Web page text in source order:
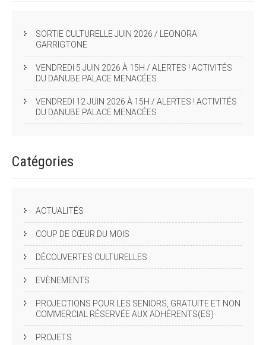
SORTIE CULTURELLE JUIN 2026 / LEONORA
GARRIGTONE
VENDREDI 5 JUIN 2026 À 15H / ALERTES ! ACTIVITÉS
DU DANUBE PALACE MENACÉES
VENDREDI 12 JUIN 2026 À 15H / ALERTES ! ACTIVITÉS
DU DANUBE PALACE MENACÉES
Catégories
ACTUALITÉS
COUP DE CŒUR DU MOIS
DÉCOUVERTES CULTURELLES
EVÈNEMENTS
PROJECTIONS POUR LES SENIORS, GRATUITE ET NON
COMMERCIAL RÉSERVÉE AUX ADHÉRENTS(ES)
PROJETS